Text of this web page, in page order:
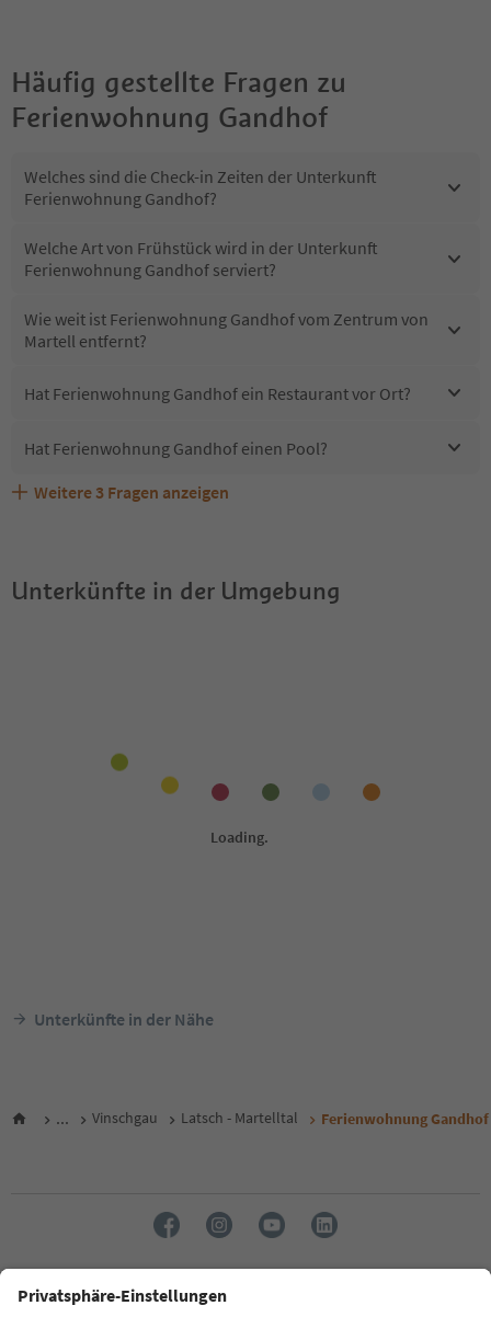
Häufig gestellte Fragen zu
Ferienwohnung Gandhof
Welches sind die Check-in Zeiten der Unterkunft
Ferienwohnung Gandhof?
Welche Art von Frühstück wird in der Unterkunft
Ferienwohnung Gandhof serviert?
Wie weit ist Ferienwohnung Gandhof vom Zentrum von
Martell entfernt?
Hat Ferienwohnung Gandhof ein Restaurant vor Ort?
Hat Ferienwohnung Gandhof einen Pool?
Sind Haustiere in der Unterkunft Ferienwohnung
Welche Services bietet Ferienwohnung Gandhof?
Erhalten die Gäste von Ferienwohnung Gandhof einen
Weitere 3 Fragen anzeigen
Unterkünfte in der Umgebung
Unterkünfte in der Nähe
... Vinschgau Latsch - Martelltal Ferienwohnung Gandhof
Sprache: Deutsch